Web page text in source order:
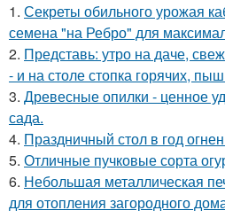
1. Секреты обильного урожая
семена "на Ребро" для
2. Представь: утро на даче,
- и на столе стопка горячих,
3. Древесные опилки - ценное
сада.
4. Праздничный стол в год
5. Отличные пучковые сорта
6. Небольшая металлическая
для отопления загородного